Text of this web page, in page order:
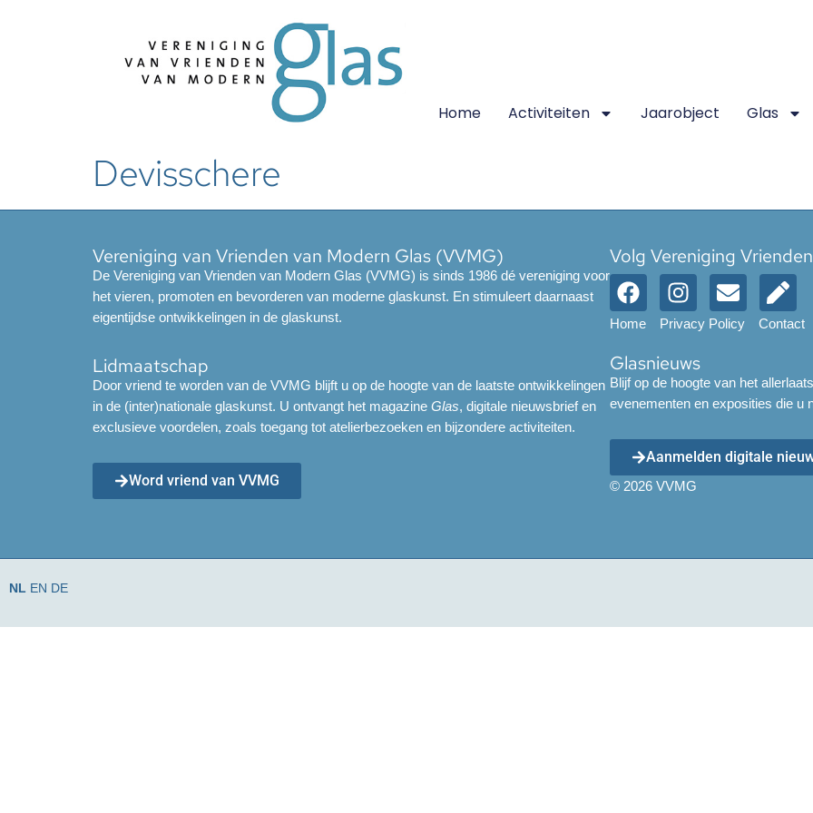
Home Activiteiten Jaarobject Glas
Devisschere
Vereniging van Vrienden van Modern Glas (VVMG)
De Vereniging van Vrienden van Modern Glas (VVMG) is sinds 1986 dé vereniging voor
het vieren, promoten en bevorderen van moderne glaskunst. En stimuleert daarnaast
eigentijdse ontwikkelingen in de glaskunst.
Lidmaatschap
Door vriend te worden van de VVMG blijft u op de hoogte van de laatste ontwikkelingen
in de (inter)nationale glaskunst. U ontvangt het magazine Glas, digitale nieuwsbrief en
exclusieve voordelen, zoals toegang tot atelierbezoeken en bijzondere activiteiten.
Word vriend van VVMG
Volg Vereniging
Home Privacy Policy Contact
Glasnieuws
Blijf op de hoogte van het
evenementen en exposities die u
Aanmelden digitale
© 2026 VVMG
NL EN DE